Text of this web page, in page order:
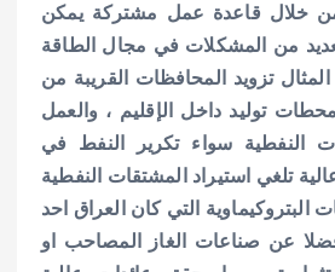
من خلال قاعدة عمل مشتركة يمكن
من المشكلات في مجال الطاقة
تزويد المحافظات القريبة من
توليد داخل الإقليم ، والعمل
النفطية سواء تكرير النفط في
تلغي استيراد المشتقات النفطية
البتروكيماوية التي كان العراق احد
فضلا عن صناعات الغاز المصاحب او